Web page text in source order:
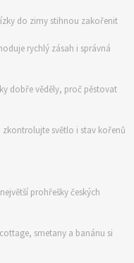
do zimy stihnou zakořenit
rychlý zásah i správná
dobře věděly, proč pěstovat
zkontrolujte světlo i stav kořenů
prohřešky českých
smetany a banánu si